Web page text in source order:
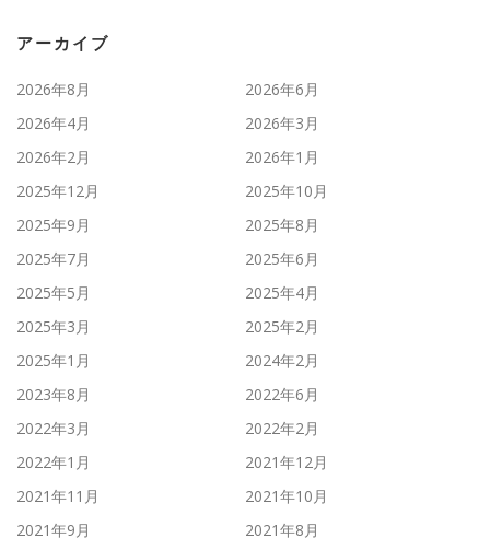
アーカイブ
2026年8月
2026年6月
2026年4月
2026年3月
2026年2月
2026年1月
2025年12月
2025年10月
2025年9月
2025年8月
2025年7月
2025年6月
2025年5月
2025年4月
2025年3月
2025年2月
2025年1月
2024年2月
2023年8月
2022年6月
2022年3月
2022年2月
2022年1月
2021年12月
2021年11月
2021年10月
2021年9月
2021年8月